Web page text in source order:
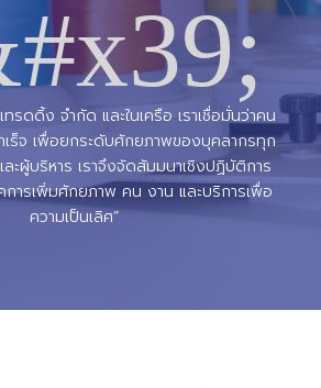
ดดิ้ง จำกัด และในเครือ เราเชื่อมั่นว่าคน
เร็จ เพื่อยกระดับศักยภาพของบุคลากรทุก
ะผู้บริหาร เราจึงจัดสัมมนาเชิงปฏิบัติการ
การเพิ่มศักยภาพ คน งาน และบริการเพื่อ
ความเป็นเลิศ”